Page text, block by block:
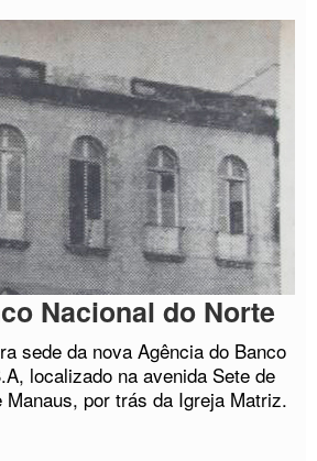
Nacional do Norte
sede da nova Agência do Banco
localizado na avenida Sete de
Manaus, por trás da Igreja Matriz.